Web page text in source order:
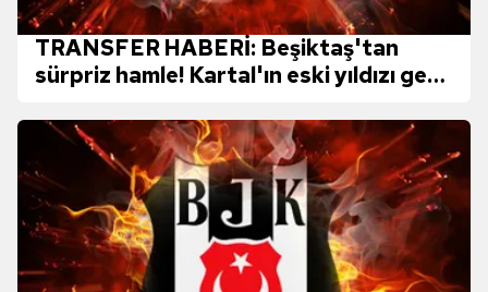
TRANSFER HABERİ: Beşiktaş'tan
sürpriz hamle! Kartal'ın eski yıldızı geri